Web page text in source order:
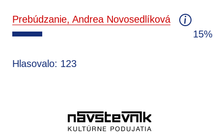
Prebúdzanie, Andrea Novosedlíková
15%
Hlasovalo: 123